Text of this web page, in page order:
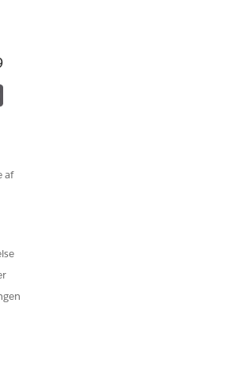
af Salesforce, skal du
nøgler for at lade sælgere bruge
Goods Cloud-
så vi kan forbedre os!
af